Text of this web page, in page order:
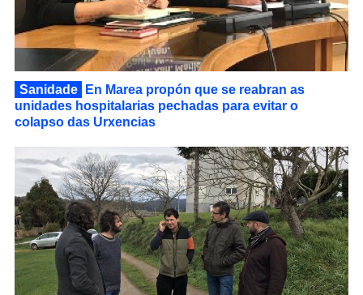
Sanidade
En Marea propón que se reabran as
unidades hospitalarias pechadas para evitar o
colapso das Urxencias